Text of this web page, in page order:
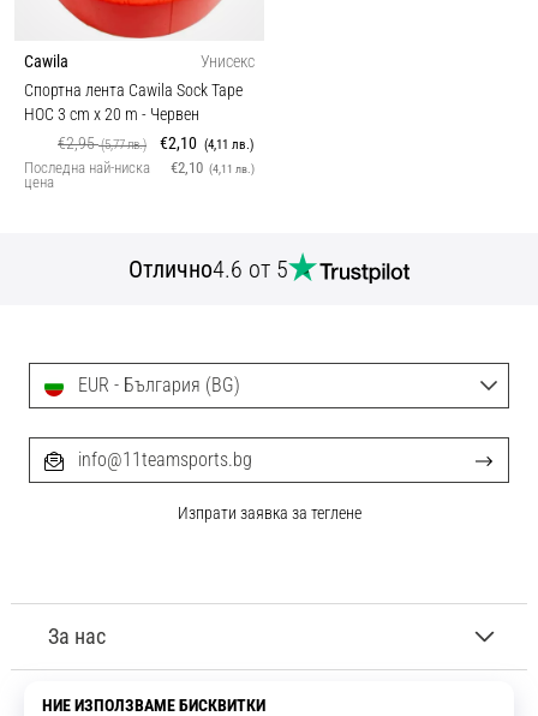
Cawila
Унисекс
Спортна лента Cawila Sock Tape
HOC 3 cm x 20 m - Червен
€2,95(5,77 лв.) €2,10 (4,11 лв.)
Последна най-ниска
цена
€2,10 (4,11 лв.)
Отлично4.6 от 5
За нас
Обслужване на клиенти
EUR - България (BG)
info@11teamsports.bg
Изпрати заявка за теглене